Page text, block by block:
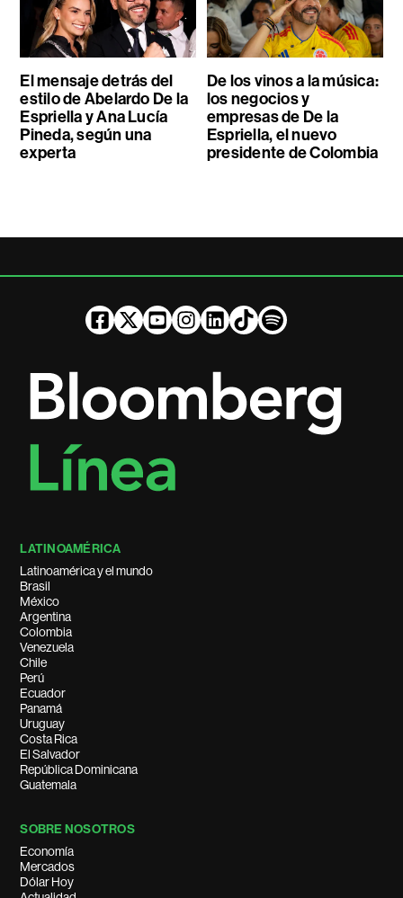
El mensaje detrás del
estilo de Abelardo De la
Espriella y Ana Lucía
Pineda, según una
experta
De los vinos a la música:
los negocios y
empresas de De la
Espriella, el nuevo
presidente de Colombia
LATINOAMÉRICA
Latinoamérica y el mundo
Brasil
México
Argentina
Colombia
Venezuela
Chile
Perú
Ecuador
Panamá
Uruguay
Costa Rica
El Salvador
República Dominicana
Guatemala
SOBRE NOSOTROS
Economía
Mercados
Dólar Hoy